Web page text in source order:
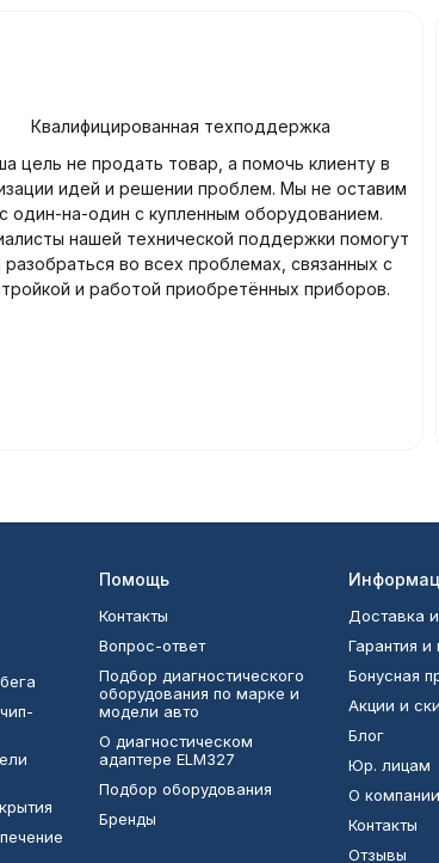
Квалифицированная техподдержка
цель не продать товар, а помочь клиенту в
идей и решении проблем. Мы не оставим
один-на-один с купленным оборудованием.
нашей технической поддержки помогут
разобраться во всех проблемах, связанных с
и работой приобретённых приборов.
Помощь
Контакты
Вопрос-ответ
Подбор диагностического
оборудования по марке и
модели авто
О диагностическом
адаптере ELM327
Подбор оборудования
Бренды
Доставка
Гарантия и
Бонусная
Акции и
Блог
Юр. лицам
О компании
Контакты
Отзывы